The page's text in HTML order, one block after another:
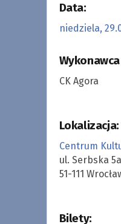
Data:
niedziela,
CK Agora
Lokalizacja:
Centrum
ul. Serbska 5a
51-111
Bilety: